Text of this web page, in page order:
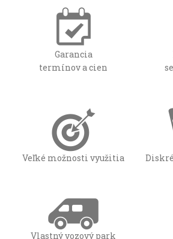
Garancia
termínov a cien
Veľké možnosti využitia
Vlastný vozový park